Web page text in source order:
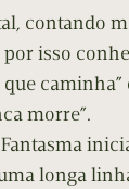
contando
isso
caminha”
morre”.
longa